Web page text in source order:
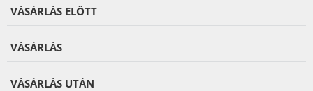
VÁSÁRLÁS ELŐTT
VÁSÁRLÁS
VÁSÁRLÁS UTÁN